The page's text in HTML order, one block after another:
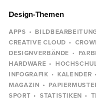
Design-Themen
APPS
CREATIVE CLOUD
DESIGNVERBÄNDE
HARDWARE
INFOGRAFIK
KALENDER
MAGAZIN
SPORT
STATISTIKEN